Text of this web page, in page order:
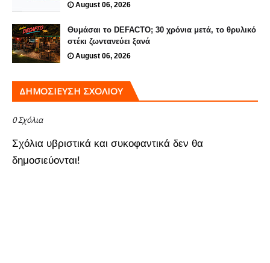
August 06, 2026
Θυμάσαι το DEFACTO; 30 χρόνια μετά, το θρυλικό
στέκι ζωντανεύει ξανά
August 06, 2026
ΔΗΜΟΣΊΕΥΣΗ ΣΧΟΛΊΟΥ
0 Σχόλια
Σχόλια υβριστικά και συκοφαντικά δεν θα
δημοσιεύονται!